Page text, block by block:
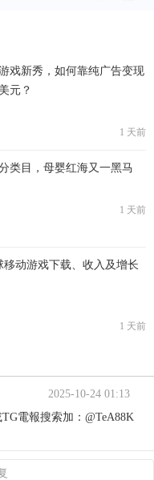
戏新秀，如何靠纯广告变现
元？
1 天前
类目，母婴红海又一黑马
1 天前
移动游戏下载、收入及增长
1 天前
2025-10-24 01:13
電報搜索加：@TeA88K